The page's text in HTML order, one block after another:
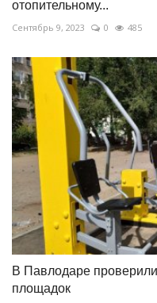
отопительному...
Сентябрь 9, 2023 0 485
В Павлодаре
площадок